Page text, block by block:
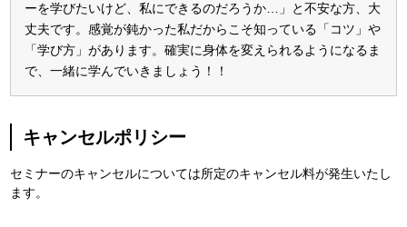
ーを学びたいけど、私にできるのだろうか…」と不安な方、大
丈夫です。感覚が鈍かった私だからこそ知っている「コツ」や
「学び方」があります。確実に身体を変えられるようになるま
で、一緒に学んでいきましょう！！
キャンセルポリシー
セミナーのキャンセルについては所定のキャンセル料が発生いたし
ます。